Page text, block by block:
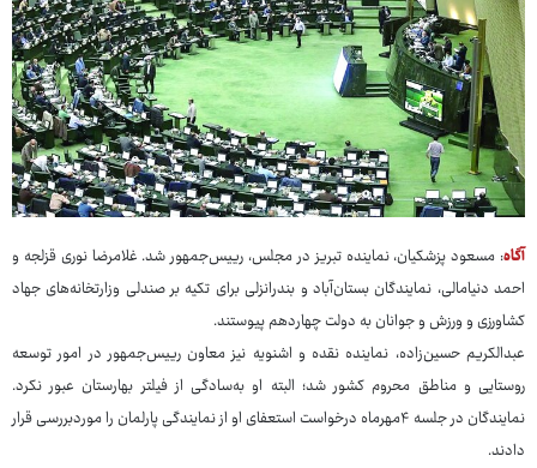
آگاه: مسعود پزشکیان، نماینده تبریز در مجلس، رییس‌جمهور شد. غلامرضا نوری قزلجه و
احمد دنیامالی، نمایندگان بستان‌آباد و بندرانزلی برای تکیه بر صندلی وزارتخانه‌های جهاد
کشاورزی و ورزش و جوانان به دولت چهاردهم پیوستند.
عبدالکریم حسین‌زاده، نماینده نقده و اشنویه نیز معاون رییس‌جمهور در امور توسعه
روستایی و مناطق محروم کشور شد؛ البته او به‌سادگی از فیلتر بهارستان عبور نکرد.
نمایندگان در جلسه ۴مهرماه درخواست استعفای او از نمایندگی پارلمان را موردبررسی قرار
دادند.